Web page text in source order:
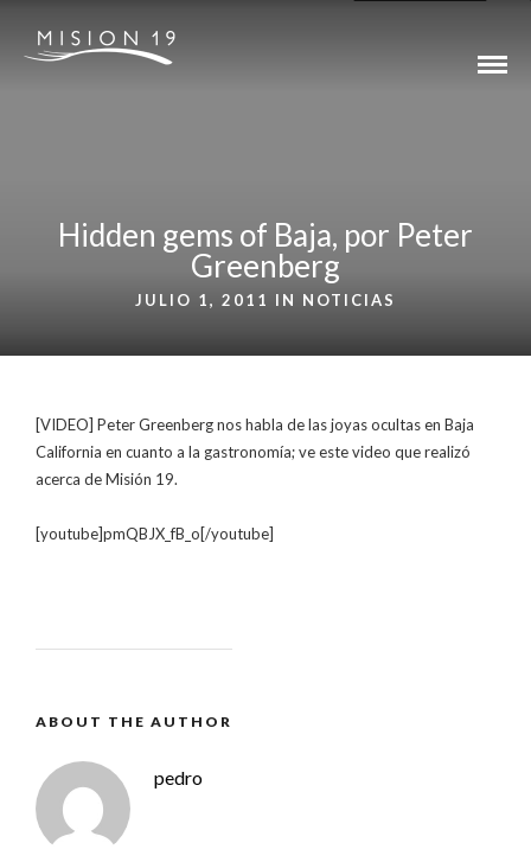
Hidden gems of Baja, por Peter
Greenberg
JULIO 1, 2011 IN NOTICIAS
[VIDEO] Peter Greenberg nos habla de las joyas ocultas en Baja
California en cuanto a la gastronomía; ve este video que realizó
acerca de Misión 19.
[youtube]pmQBJX_fB_o[/youtube]
ABOUT THE AUTHOR
pedro